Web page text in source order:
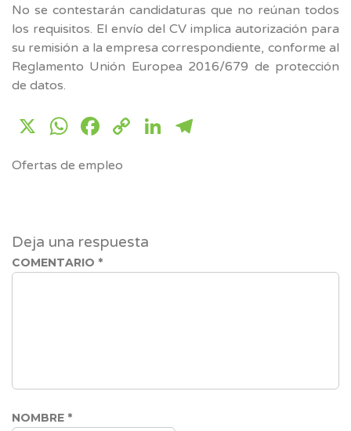
No se contestarán candidaturas que no reúnan todos
los requisitos. El envío del CV implica autorización para
su remisión a la empresa correspondiente, conforme al
Reglamento Unión Europea 2016/679 de protección
de datos.
X WhatsApp
Facebook
CopyLinkedIn
Ofertas de empleo
Deja una respuesta
COMENTARIO *
NOMBRE *